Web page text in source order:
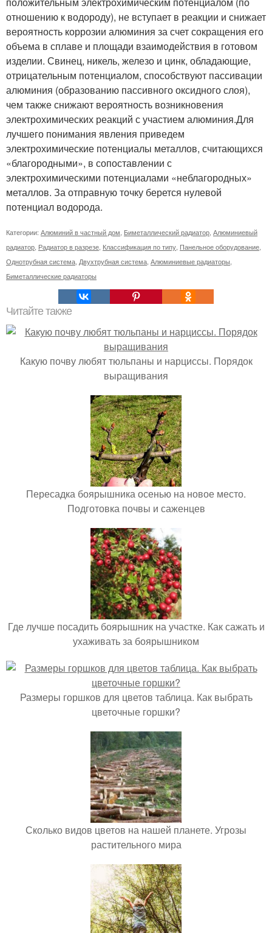
отношению к водороду), не вступает в реакции и снижает
вероятность коррозии алюминия за счет сокращения его
объема в сплаве и площади взаимодействия в готовом
изделии. Свинец, никель, железо и цинк, обладающие,
отрицательным потенциалом, способствуют пассивации
алюминия (образованию пассивного оксидного слоя),
чем также снижают вероятность возникновения
электрохимических реакций с участием алюминия.Для
лучшего понимания явления приведем
электрохимические потенциалы металлов, считающихся
«благородными», в сопоставлении с
электрохимическими потенциалами «неблагородных»
металлов. За отправную точку берется нулевой
потенциал водорода.
Категории: Алюминий в частный дом, Биметаллический радиатор, Алюминиевый
радиатор, Радиатор в разрезе, Классификация по типу, Панельное оборудование,
Однотрубная система, Двухтрубная система, Алюминиевые радиаторы,
Биметаллические радиаторы
Читайте также
Какую почву любят тюльпаны и нарциссы. Порядок
выращивания
Пересадка боярышника осенью на новое место.
Подготовка почвы и саженцев
Где лучше посадить боярышник на участке. Как сажать и
ухаживать за боярышником
Размеры горшков для цветов таблица. Как выбрать
цветочные горшки?
Сколько видов цветов на нашей планете. Угрозы
растительного мира